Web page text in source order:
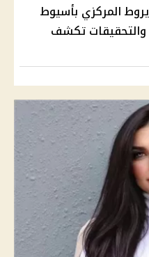
المركزي بأسيوط
والتحقيقات تكشف